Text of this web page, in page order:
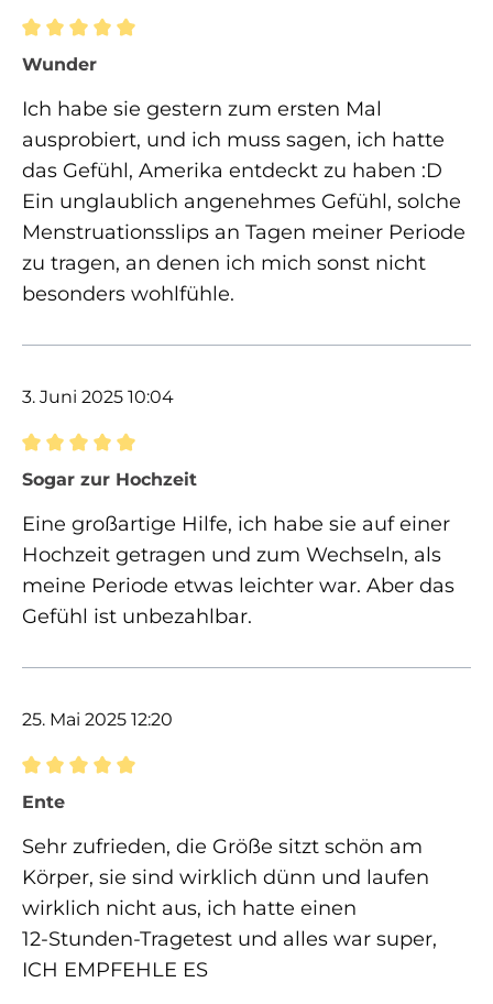
Bewertung mit 5 von 5 Sternen
Wunder
Ich habe sie gestern zum ersten Mal
ausprobiert, und ich muss sagen, ich hatte
das Gefühl, Amerika entdeckt zu haben :D
Ein unglaublich angenehmes Gefühl, solche
Menstruationsslips an Tagen meiner Periode
zu tragen, an denen ich mich sonst nicht
besonders wohlfühle.
3. Juni 2025 10:04
Bewertung mit 5 von 5 Sternen
Sogar zur Hochzeit
Eine großartige Hilfe, ich habe sie auf einer
Hochzeit getragen und zum Wechseln, als
meine Periode etwas leichter war. Aber das
Gefühl ist unbezahlbar.
25. Mai 2025 12:20
Bewertung mit 5 von 5 Sternen
Ente
Sehr zufrieden, die Größe sitzt schön am
Körper, sie sind wirklich dünn und laufen
wirklich nicht aus, ich hatte einen
12‑Stunden‑Tragetest und alles war super,
ICH EMPFEHLE ES